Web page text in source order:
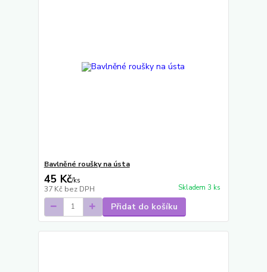
Bavlněné roušky na ústa
45 Kč/ks
37 Kč bez DPH Skladem 3 ks
Přidat do košíku